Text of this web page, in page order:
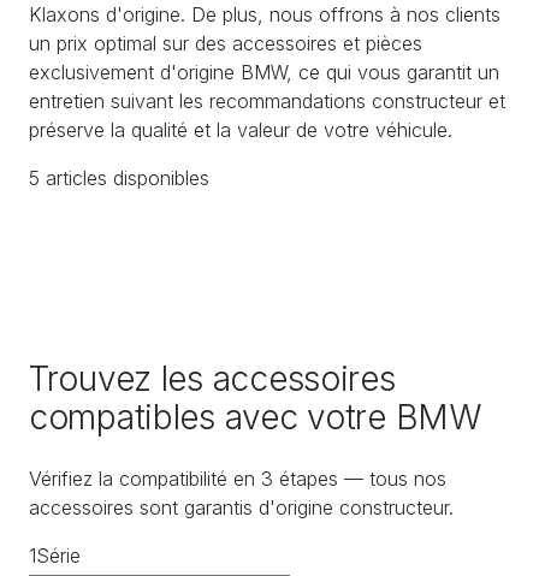
Klaxons d'origine. De plus, nous offrons à nos clients
un prix optimal sur des accessoires et pièces
exclusivement d'origine BMW, ce qui vous garantit un
entretien suivant les recommandations constructeur et
préserve la qualité et la valeur de votre véhicule.
5 articles disponibles
Trouvez les accessoires
compatibles avec votre BMW
Vérifiez la compatibilité en 3 étapes — tous nos
accessoires sont garantis d'origine constructeur.
1Série